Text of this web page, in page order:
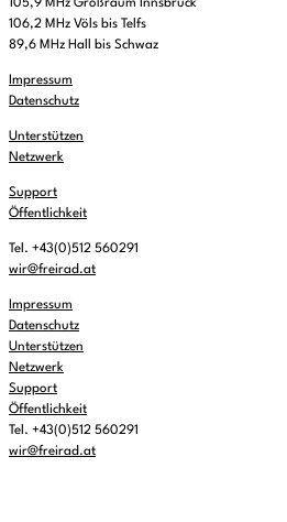
105,9 MHz Großraum Innsbruck
106,2 MHz Völs bis Telfs
89,6 MHz Hall bis Schwaz
Impressum
Datenschutz
Unterstützen
Netzwerk
Support
Öffentlichkeit
Tel. +43(0)512 560291
wir@freirad.at
Impressum
Datenschutz
Unterstützen
Netzwerk
Support
Öffentlichkeit
Tel. +43(0)512 560291
wir@freirad.at